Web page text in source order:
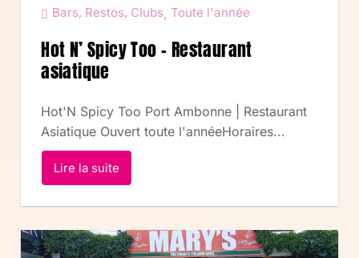
Bars, Restos, Clubs, Toute l'année
Hot N’ Spicy Too – Restaurant
asiatique
Hot'N Spicy Too Port Ambonne | Restaurant
Asiatique Ouvert toute l'annéeHoraires...
Lire la suite